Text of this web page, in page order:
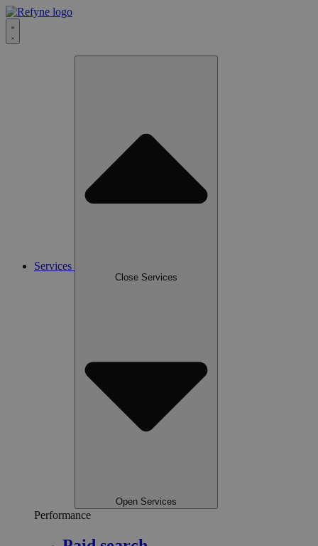
Services
Close Services
Open Services
Performance